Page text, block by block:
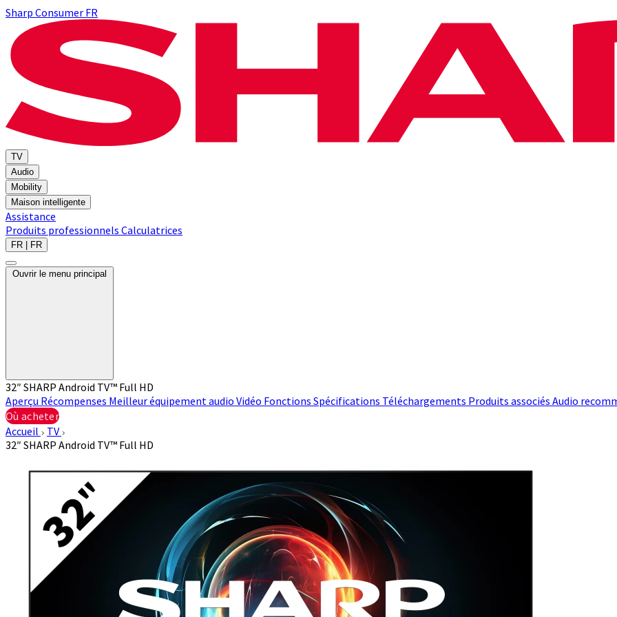
Sharp Consumer FR
TV
Audio
Mobility
Maison intelligente
Assistance
Produits professionnels Calculatrices
FR | FR
Ouvrir le menu principal
32″ SHARP Android TV™ Full HD
Aperçu Récompenses Meilleur équipement audio Vidéo Fonctions Spécifications Téléchargements Produits associés Audio
Où acheter
Accueil
TV
32″ SHARP Android TV™ Full HD